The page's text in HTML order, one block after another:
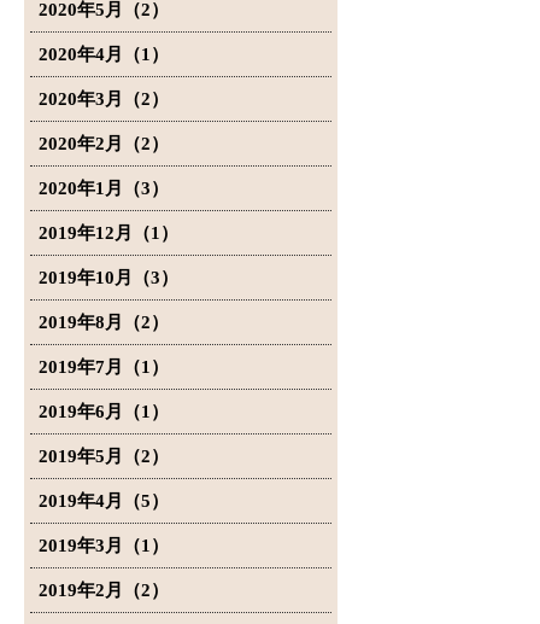
2020年5月（2）
2020年4月（1）
2020年3月（2）
2020年2月（2）
2020年1月（3）
2019年12月（1）
2019年10月（3）
2019年8月（2）
2019年7月（1）
2019年6月（1）
2019年5月（2）
2019年4月（5）
2019年3月（1）
2019年2月（2）